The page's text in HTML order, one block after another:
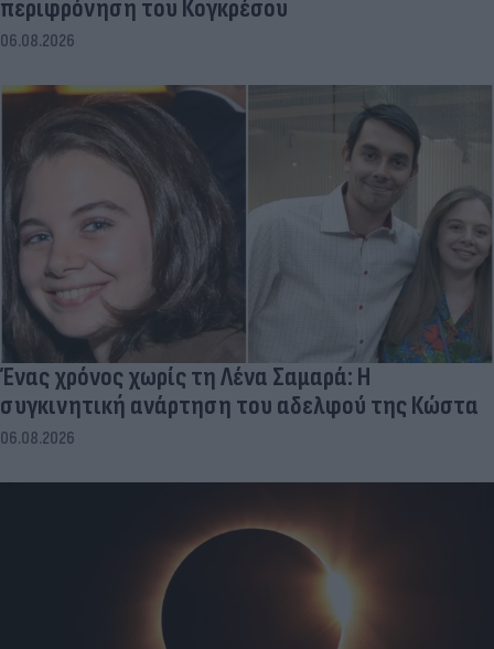
περιφρόνηση του Κογκρέσου
06.08.2026
Ένας χρόνος χωρίς τη Λένα Σαμαρά: Η
συγκινητική ανάρτηση του αδελφού της Κώστα
06.08.2026